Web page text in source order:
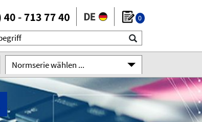
0
Normserie wählen ...